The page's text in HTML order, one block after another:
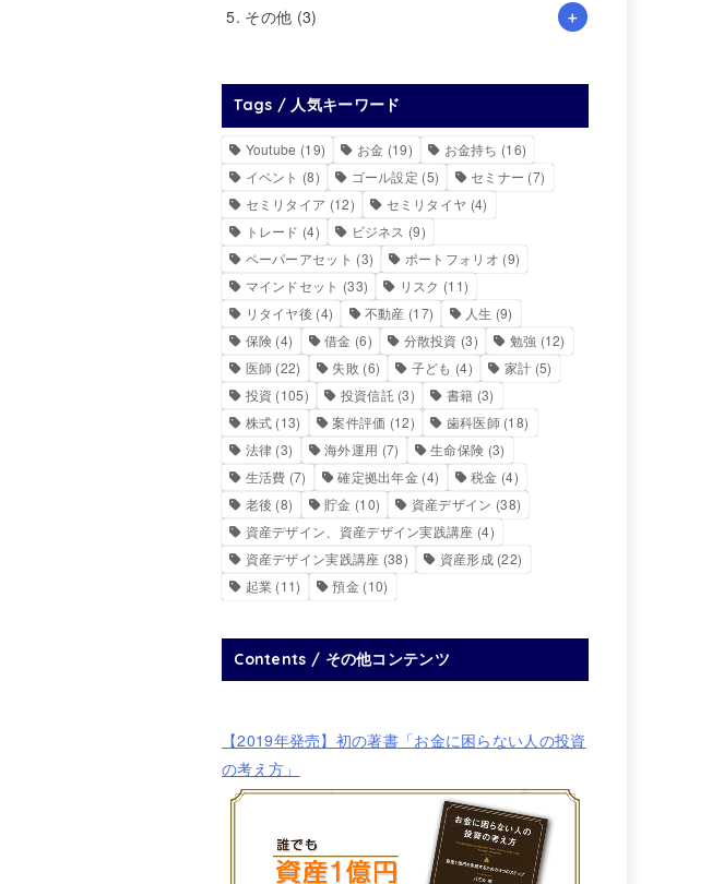
5. その他 (3)
Tags / 人気キーワード
Youtube (19) お金 (19) お金持ち (16)
イベント (8) ゴール設定 (5) セミナー (7)
セミリタイア (12) セミリタイヤ (4)
トレード (4) ビジネス (9)
ペーパーアセット (3) ポートフォリオ (9)
マインドセット (33) リスク (11)
リタイヤ後 (4) 不動産 (17) 人生 (9)
保険 (4) 借金 (6) 分散投資 (3) 勉強 (12)
医師 (22) 失敗 (6) 子ども (4) 家計 (5)
投資 (105) 投資信託 (3) 書籍 (3)
株式 (13) 案件評価 (12) 歯科医師(18)
法律 (3) 海外運用 (7) 生命保険 (3)
生活費 (7) 確定拠出年金 (4) 税金 (4)
老後 (8) 貯金 (10) 資産デザイン (38)
資産デザイン、資産デザイン実践講座 (4)
資産デザイン実践講座 (38) 資産形成(22)
起業 (11) 預金 (10)
Contents / その他コンテンツ
【2019年発売】初の著書「お金に困らない人の投資
の考え方」